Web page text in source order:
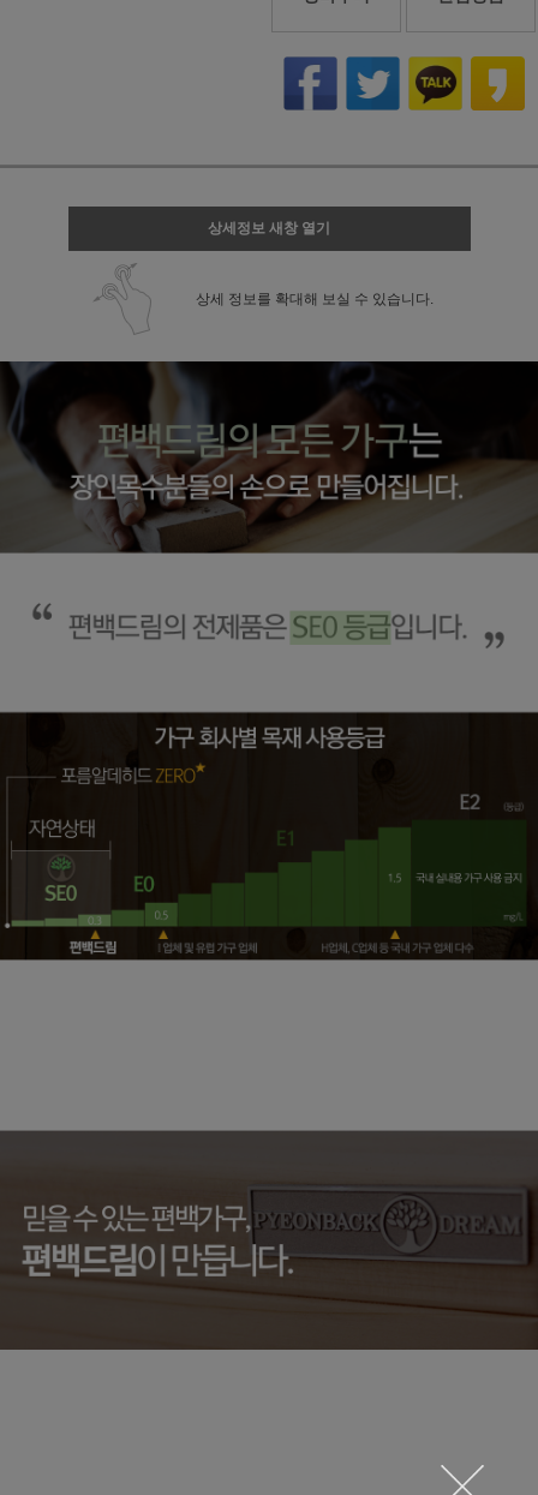
상세정보 새창 열기
상세 정보를 확대해 보실 수 있습니다.